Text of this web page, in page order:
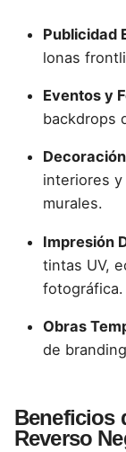
Publicidad
lonas
Eventos y
backdrops
interiores
murales.
Impresión
tintas UV,
fotográfica.
Obras
de
Beneficios
Reverso